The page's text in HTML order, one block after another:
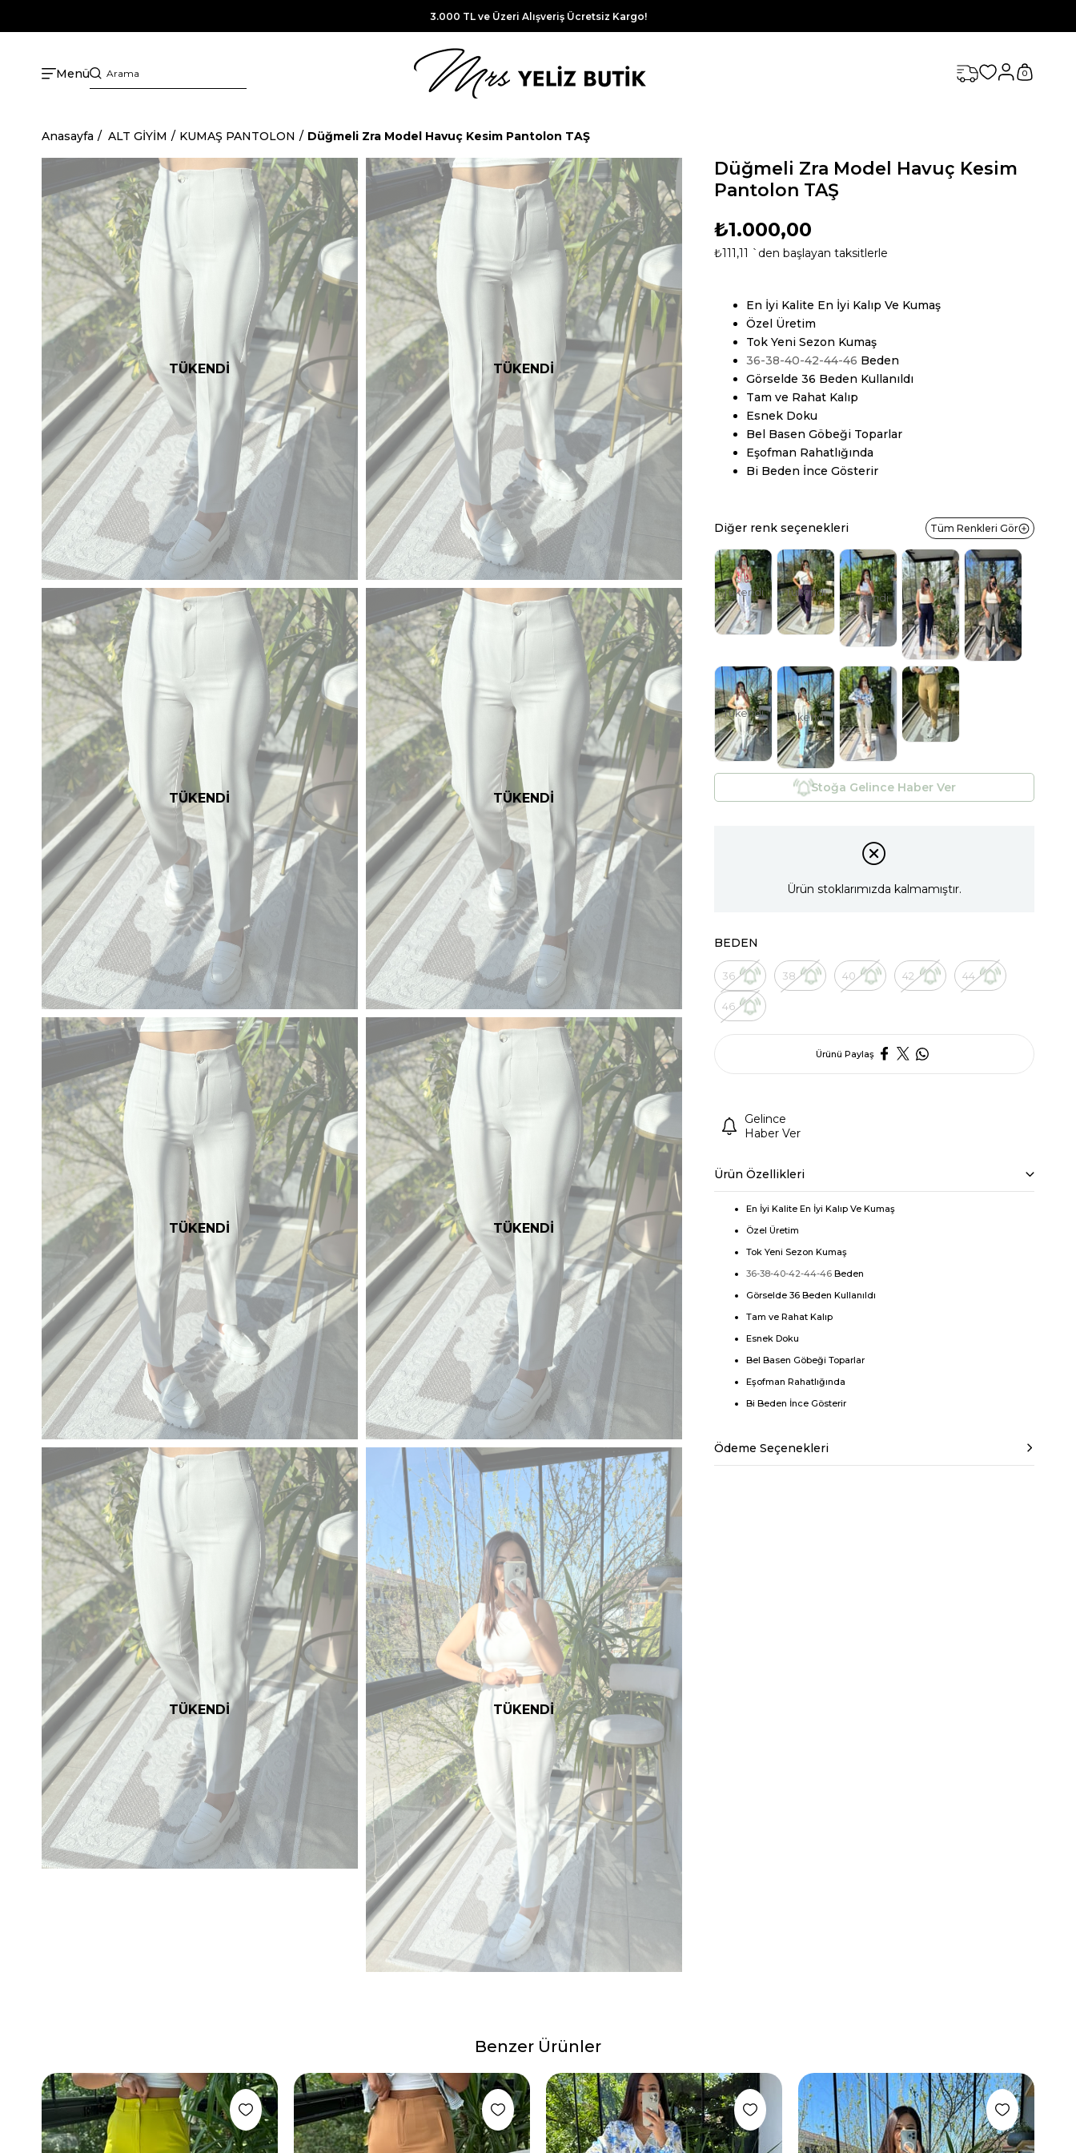
3.000 TL ve Üzeri Alışveriş Ücretsiz Kargo!
Menü 0
Anasayfa ALT GİYİM KUMAŞ PANTOLON Düğmeli Zra Model Havuç Kesim Pantolon TAŞ
TÜKENDİ TÜKENDİ
TÜKENDİ TÜKENDİ
TÜKENDİ TÜKENDİ
TÜKENDİ TÜKENDİ
Düğmeli Zra Model Havuç Kesim
Pantolon TAŞ
₺1.000,00
₺111,11 `den başlayan taksitlerle
En İyi Kalite En İyi Kalıp Ve Kumaş
Özel Üretim
Tok Yeni Sezon Kumaş
36-38-40-42-44-46 Beden
Görselde 36 Beden Kullanıldı
Tam ve Rahat Kalıp
Esnek Doku
Bel Basen Göbeği Toparlar
Eşofman Rahatlığında
Bi Beden İnce Gösterir
Diğer renk seçenekleri Tüm Renkleri Gör
Tükendi Tükendi Tükendi
Tükendi Tükendi
Stoğa Gelince Haber Ver
Ürün stoklarımızda kalmamıştır.
BEDEN
36 38 40 42 44
46
Ürünü Paylaş
Gelince
Haber Ver
Ürün Özellikleri
En İyi Kalite En İyi Kalıp Ve Kumaş
Özel Üretim
Tok Yeni Sezon Kumaş
36-38-40-42-44-46Beden
Görselde 36 Beden Kullanıldı
Tam ve Rahat Kalıp
Esnek Doku
Bel Basen Göbeği Toparlar
Eşofman Rahatlığında
Bi Beden İnce Gösterir
Ödeme Seçenekleri
Benzer Ürünler